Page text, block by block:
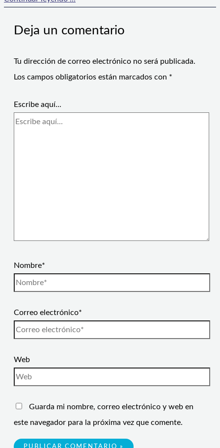
Deja un comentario
Tu dirección de correo electrónico no será publicada.
Los campos obligatorios están marcados con *
Escribe aquí...
Nombre*
Correo electrónico*
Web
Guarda mi nombre, correo electrónico y web en
este navegador para la próxima vez que comente.